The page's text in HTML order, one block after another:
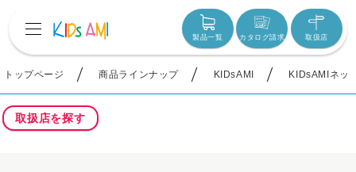
製品一覧 カタログ請求 取扱店
トップページ 商品ラインナップ KIDsAMI KIDsAMIネッ
取扱店を探す